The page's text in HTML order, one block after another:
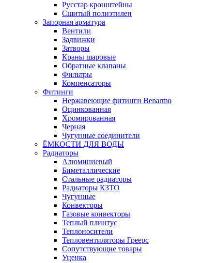
Русстар кронштейны
Сшитый полиэтилен
Запорная арматура
Вентили
Задвижки
Затворы
Краны шаровые
Обратные клапаны
Фильтры
Компенсаторы
Фитинги
Нержавеющие фитинги Benarmo
Оцинкованная
Хромированная
Черная
Чугунные соединители
ЁМКОСТИ ДЛЯ ВОДЫ
Радиаторы
Алюминиевый
Биметаллические
Стальные радиаторы
Радиаторы КЗТО
Чугунные
Конвекторы
Газовые конвекторы
Теплый плинтус
Теплоносители
Тепловентиляторы Греерс
Сопутствующие товары
Уценка